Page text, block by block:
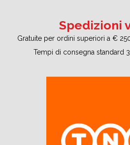
Spedizioni
Gratuite per ordini superiori a €
Tempi di consegna standard